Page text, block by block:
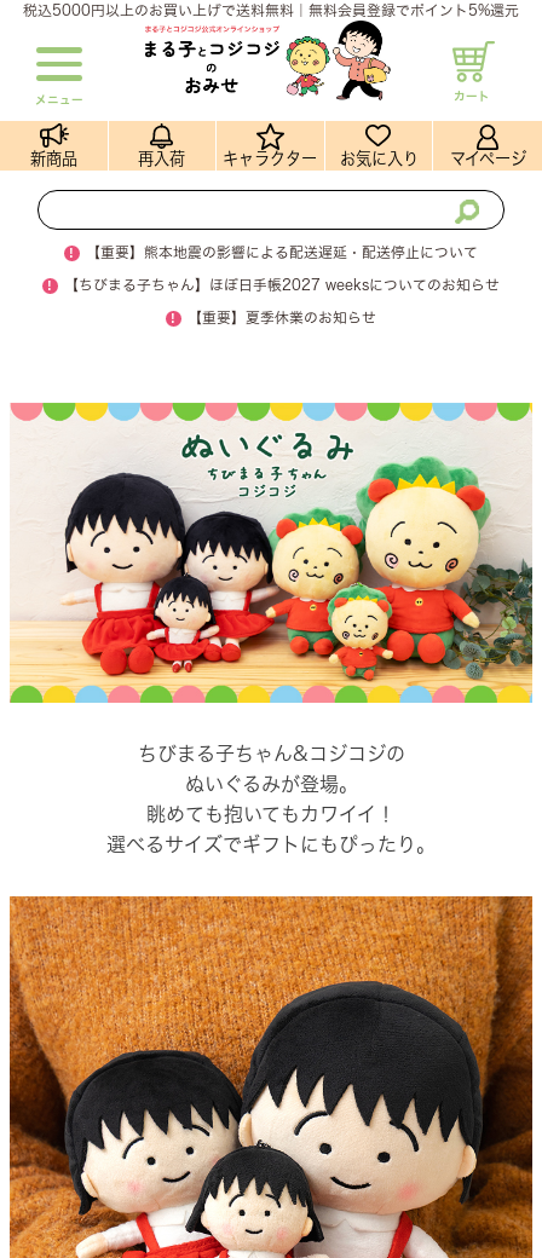
税込5000円以上のお買い上げで送料無料｜無料会員登録でポイント5%還元
メニュー カート
新商品 再入荷 キャラクター お気に入り マイページ
! 【重要】熊本地震の影響による配送遅延・配送停止について
! 【ちびまる子ちゃん】ほぼ日手帳2027 weeksについてのお知らせ
! 【重要】夏季休業のお知らせ
ちびまる子ちゃん&コジコジの
ぬいぐるみが登場。
眺めても抱いてもカワイイ！
選べるサイズでギフトにもぴったり。